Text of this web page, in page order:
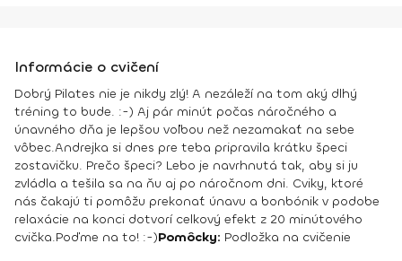
Informácie o cvičení
Dobrý Pilates nie je nikdy zlý! A nezáleží na tom aký dlhý
tréning to bude. :-) Aj pár minút počas náročného a
únavného dňa je lepšou voľbou než nezamakať na sebe
vôbec.Andrejka si dnes pre teba pripravila krátku špeci
zostavičku. Prečo špeci? Lebo je navrhnutá tak, aby si ju
zvládla a tešila sa na ňu aj po náročnom dni. Cviky, ktoré
nás čakajú ti pomôžu prekonať únavu a bonbónik v podobe
relaxácie na konci dotvorí celkový efekt z 20 minútového
cvička.Poďme na to! :-)Pomôcky: Podložka na cvičenie